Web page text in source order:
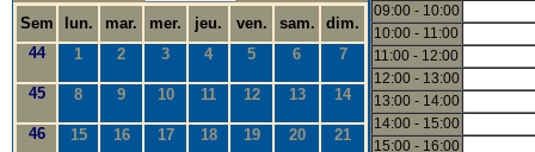
Sem
lun. mar. mer. jeu. ven. sam.
dim.
44
1 2 3 4 5 6 7
45 8 9 10 11 12 13 14
46 15 16 17 18 19 20 21
09:00 - 10:00
10:00 - 11:00
11:00 - 12:00
12:00 - 13:00
13:00 - 14:00
14:00 - 15:00
15:00 - 16:00